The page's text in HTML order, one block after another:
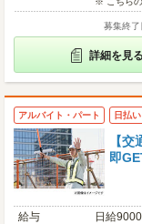
募集終了
詳細を見る
アルバイト・パート 日払い
【
即
給与
日給